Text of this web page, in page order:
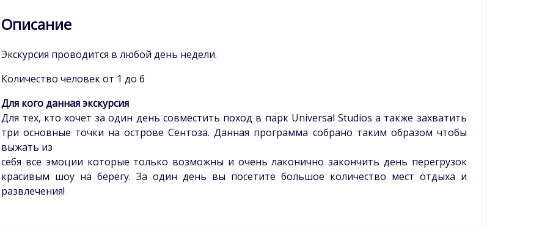
Описание
Экскурсия проводится в любой день недели.
Количество человек от 1 до 6
Для кого данная экскурсия
Для тех, кто хочет за один день совместить поход в парк Universal Studios а также захватить
три основные точки на острове Сентоза. Данная программа собрано таким образом чтобы
выжать из
себя все эмоции которые только возможны и очень лаконично закончить день перегрузок
красивым шоу на берегу. За один день вы посетите большое количество мест отдыха и
развлечения!